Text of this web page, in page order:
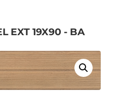
EXT 19X90 - BA